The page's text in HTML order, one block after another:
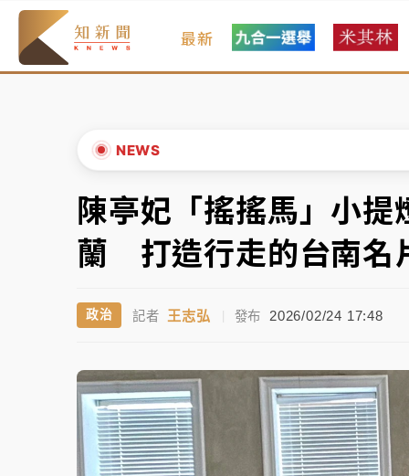
最新
NEWS
中信慈善基金會想增加董事人數！辜仲諒向
故宮《龍藏經》特展第2檔！今線上預約開
台東農業處長涉圖利渡假村！東檢抗告成功
女律師陳昱瑄詐慈濟10億！黃金158kg遭查
中信慈善基金會想增加董事人數！辜仲諒向
故宮《龍藏經》特展第2檔！今線上預約開
▲
▼
陳亭妃「搖搖馬」小
蘭 打造行走的台南名
政治 記者 王志弘 | 發布 2026/02/24 17:48